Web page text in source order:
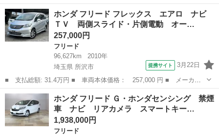
ー名： ホンダ ■ 車種名： フリードハイブリッド ■ グレード
名： ハイブリッド・Ｇホンダセンシング パイオニアメモリーナビ
Ｂｌｕｅｔ...
埼玉 川口市 フリード
ホンダ フリード フレックス エアロ ナビ
ＴＶ 両側スライド・片側電動 オー…
257,000円
フリード
96,627km
2010年
埼玉県 所沢市
提携サイト 3月22日
■ 支払総額: 31.4万円 ■ 車両本体価格： 257,000 円 ■ メーカー
名： ホンダ ■ 車種名： フリード ■ グレード名： フレック
ス エアロ ナビ ＴＶ 両側スライド・片側電動 オートライト
ＨＩＤ キーレ...
埼玉 所沢市 フリード
ホンダ フリード Ｇ・ホンダセンシング 禁煙
車 ナビ リアカメラ スマートキー…
1,938,000円
フリード